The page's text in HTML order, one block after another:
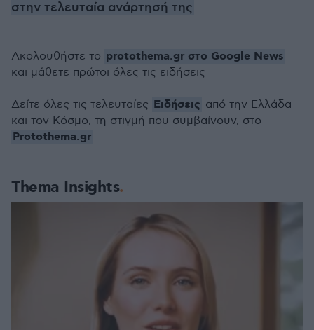
στην τελευταία ανάρτησή της
Thema Insights
Ακολουθήστε το protothema.gr στο Google News
και μάθετε πρώτοι όλες τις ειδήσεις
Δείτε όλες τις τελευταίες Ειδήσεις από την Ελλάδα
και τον Κόσμο, τη στιγμή που συμβαίνουν, στο
Protothema.gr